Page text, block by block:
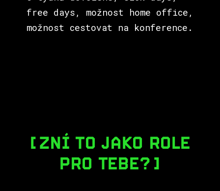
free days, možnost home office,
možnost cestovat na konference.
ZNÍ TO JAKO ROLE
PRO TEBE?